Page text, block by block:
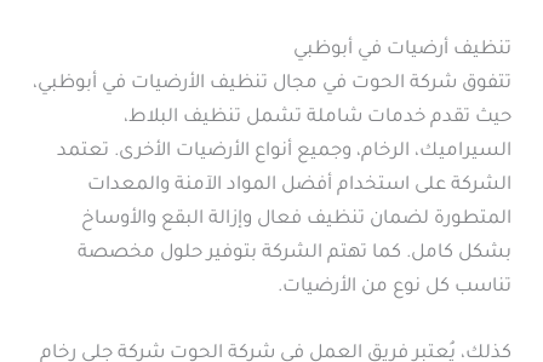
تنظيف أرضيات في أبوظبي
تتفوق شركة الحوت في مجال تنظيف الأرضيات في أبوظبي،
حيث تقدم خدمات شاملة تشمل تنظيف البلاط،
السيراميك، الرخام، وجميع أنواع الأرضيات الأخرى. تعتمد
الشركة على استخدام أفضل المواد الآمنة والمعدات
المتطورة لضمان تنظيف فعال وإزالة البقع والأوساخ
بشكل كامل. كما تهتم الشركة بتوفير حلول مخصصة
تناسب كل نوع من الأرضيات.
كذلك، يُعتبر فريق العمل في شركة الحوت شركة جلي رخام